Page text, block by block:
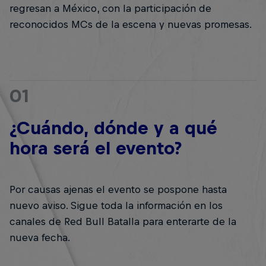
regresan a México, con la participación de
reconocidos MCs de la escena y nuevas promesas.
01
¿Cuándo, dónde y a qué
hora será el evento?
Por causas ajenas el evento se pospone hasta
nuevo aviso. Sigue toda la información en los
canales de Red Bull Batalla para enterarte de la
nueva fecha.